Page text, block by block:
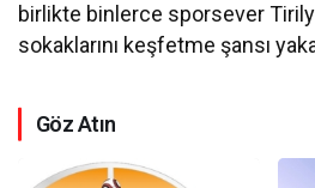
birlikte binlerce sporsever
sokaklarını keşfetme şansı
Göz Atın